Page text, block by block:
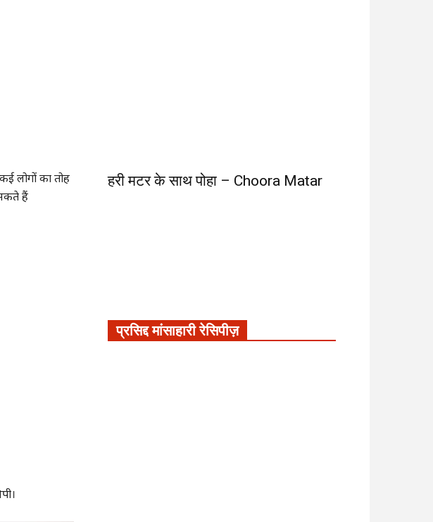
लोगों का तोह
हैं
हरी मटर के साथ पोहा – Choora Matar
प्रसिद्द मांसाहारी रेसिपीज़